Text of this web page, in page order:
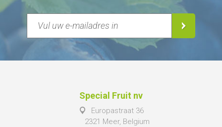
Special Fruit nv
Europastraat 36
2321 Meer, Belgium